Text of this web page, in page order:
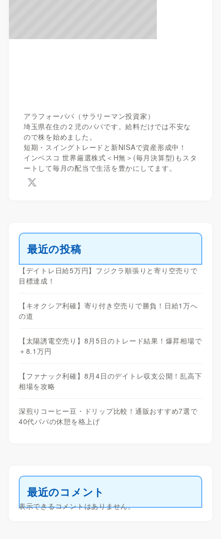
アラフォーパパ（サラリーマン投資家）
埼玉県在住の２児のパパです。給料だけでは不安な
ので株を始めました。
短期・スイングトレードと新NISAで資産形成中！
インベスコ 世界厳選株式＜H無＞(毎月決算型)もスタ
ートして毎月の配当で生活を豊かにしてます。
最近の投稿
【デイトレ日給5万円】フジクラ順張りと寄り空売りで
目標達成！
【キオクシア利確】寄り付き空売りで勝負！日給1万へ
の道
【太陽誘電空売り】8月5日のトレード結果！爆昇相場で
＋8.1万円
【ファナック利確】8月4日のデイトレ収支公開！乱高下
相場を攻略
深煎りコーヒー豆・ドリップ比較！通販おすすめ7選で
40代パパの休憩を格上げ
最近のコメント
表示できるコメントはありません。